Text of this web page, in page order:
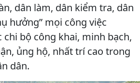
dân làm, dân kiểm tra, dân
hưởng” mọi công việc
chi bộ công khai, minh bạch,
ủng hộ, nhất trí cao trong
dân.